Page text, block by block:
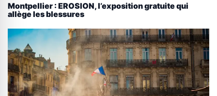
Montpellier : EROSION, l’exposition gratuite qui
allège les blessures